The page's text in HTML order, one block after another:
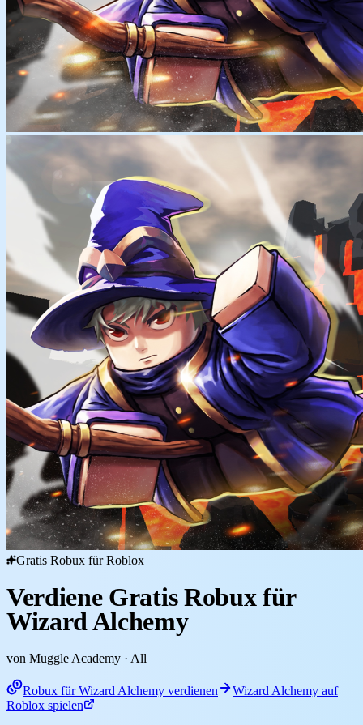
Gratis Robux für Roblox
Verdiene Gratis Robux für
Wizard Alchemy
von Muggle Academy · All
Robux für Wizard Alchemy verdienen
Wizard Alchemy auf
Roblox spielen